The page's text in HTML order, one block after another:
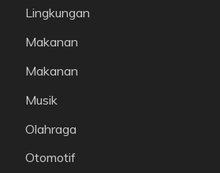
Lingkungan
Makanan
Makanan
Musik
Olahraga
Otomotif